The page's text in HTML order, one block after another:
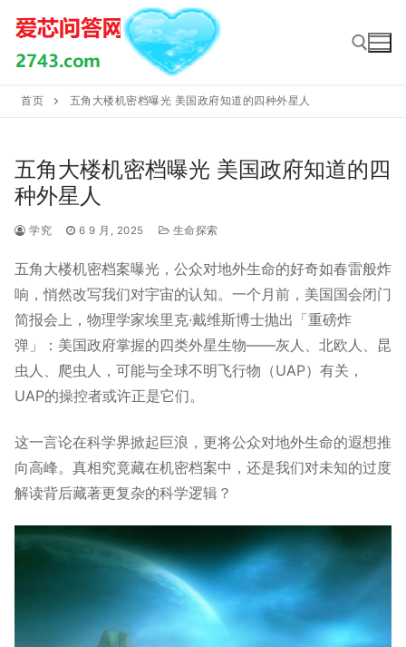
Skip
content
首页 五角大楼机密档曝光 美国政府知道的四种外星人
五角大楼机密档曝光 美国政府知道的四
种外星人
学究 6 9 月, 2025 生命探索
五角大楼机密档案曝光，公众对地外生命的好奇如春雷般炸
响，悄然改写我们对宇宙的认知。一个月前，美国国会闭门
简报会上，物理学家埃里克·戴维斯博士抛出「重磅炸
弹」：美国政府掌握的四类外星生物——灰人、北欧人、昆
虫人、爬虫人，可能与全球不明飞行物（UAP）有关，
UAP的操控者或许正是它们。
这一言论在科学界掀起巨浪，更将公众对地外生命的遐想推
向高峰。真相究竟藏在机密档案中，还是我们对未知的过度
解读背后藏著更复杂的科学逻辑？